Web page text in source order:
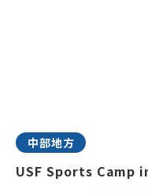
中部地方
USF Sports Camp